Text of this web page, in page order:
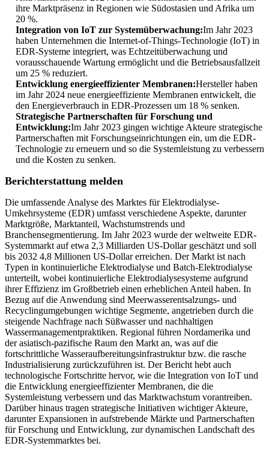
ihre Marktpräsenz in Regionen wie Südostasien und Afrika um
20 %.
Integration von IoT zur Systemüberwachung:Im Jahr 2023
haben Unternehmen die Internet-of-Things-Technologie (IoT) in
EDR-Systeme integriert, was Echtzeitüberwachung und
vorausschauende Wartung ermöglicht und die Betriebsausfallzeit
um 25 % reduziert.
Entwicklung energieeffizienter Membranen:Hersteller haben
im Jahr 2024 neue energieeffiziente Membranen entwickelt, die
den Energieverbrauch in EDR-Prozessen um 18 % senken.
Strategische Partnerschaften für Forschung und
Entwicklung:Im Jahr 2023 gingen wichtige Akteure strategische
Partnerschaften mit Forschungseinrichtungen ein, um die EDR-
Technologie zu erneuern und so die Systemleistung zu verbessern
und die Kosten zu senken.
Berichterstattung melden
Die umfassende Analyse des Marktes für Elektrodialyse-
Umkehrsysteme (EDR) umfasst verschiedene Aspekte, darunter
Marktgröße, Marktanteil, Wachstumstrends und
Branchensegmentierung. Im Jahr 2023 wurde der weltweite EDR-
Systemmarkt auf etwa 2,3 Milliarden US-Dollar geschätzt und soll
bis 2032 4,8 Millionen US-Dollar erreichen. Der Markt ist nach
Typen in kontinuierliche Elektrodialyse und Batch-Elektrodialyse
unterteilt, wobei kontinuierliche Elektrodialysesysteme aufgrund
ihrer Effizienz im Großbetrieb einen erheblichen Anteil haben. In
Bezug auf die Anwendung sind Meerwasserentsalzungs- und
Recyclingumgebungen wichtige Segmente, angetrieben durch die
steigende Nachfrage nach Süßwasser und nachhaltigen
Wassermanagementpraktiken. Regional führen Nordamerika und
der asiatisch-pazifische Raum den Markt an, was auf die
fortschrittliche Wasseraufbereitungsinfrastruktur bzw. die rasche
Industrialisierung zurückzuführen ist. Der Bericht hebt auch
technologische Fortschritte hervor, wie die Integration von IoT und
die Entwicklung energieeffizienter Membranen, die die
Systemleistung verbessern und das Marktwachstum vorantreiben.
Darüber hinaus tragen strategische Initiativen wichtiger Akteure,
darunter Expansionen in aufstrebende Märkte und Partnerschaften
für Forschung und Entwicklung, zur dynamischen Landschaft des
EDR-Systemmarktes bei.